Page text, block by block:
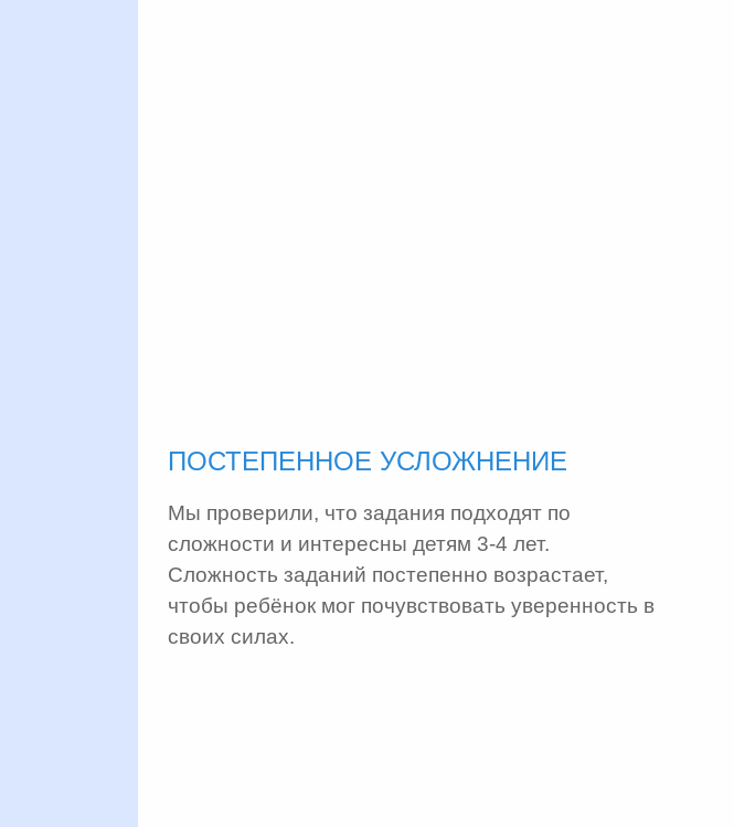
ПОСТЕПЕННОЕ УСЛОЖНЕНИЕ
Мы проверили, что задания подходят по
сложности и интересны детям 3-4 лет.
Сложность заданий постепенно возрастает,
чтобы ребёнок мог почувствовать уверенность в
своих силах.